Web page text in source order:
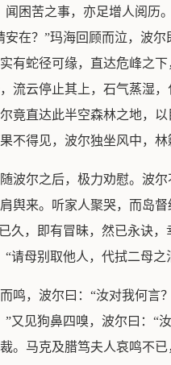
困苦之事，亦足增人阅
在？”玛海回顾而泣，波
有蛇径可缘，直达危峰之
流云停止其上，石气蒸湿
竟直达此半空森林之地，
得见，波尔独坐风中，
波尔之后，极力劝慰。波
来。听家人聚哭，而岛
久，即有冒昧，然已永诀
母别取他人，代拭二母
鸣，波尔曰：“汝对我何
又见狗鼻四嗅，波尔曰：“
马克及腊笃夫人哀鸣不